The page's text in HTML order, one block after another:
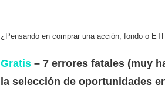
¿Pensando en comprar una acción, fondo o
Gratis– 7 errores fatales (muy
la selección de oportunidades